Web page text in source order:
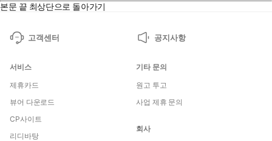
본문 끝 최상단으로 돌아가기
고객센터 공지사항
서비스
제휴카드
뷰어 다운로드
CP사이트
리디바탕
기타 문의
원고 투고
사업 제휴 문의
회사